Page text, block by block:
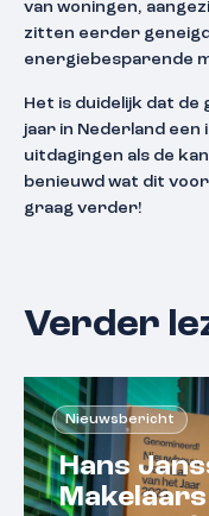
van woningen,
zitten eerder
energiebesparende
Het is duidelijk dat de
jaar in Nederland een
uitdagingen als de
benieuwd wat dit
graag verder!
Verder
Nieuwsbericht
Hans
Makelaars